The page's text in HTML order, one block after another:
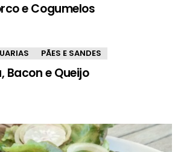
e Cogumelos
PÃES E SANDES
Bacon e Queijo